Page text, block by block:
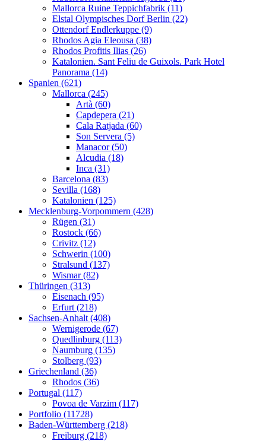
Mallorca Ruine Teppichfabrik (11)
Elstal Olympisches Dorf Berlin (22)
Ottendorf Endlerkuppe (9)
Rhodos Agia Eleousa (38)
Rhodos Profitis Ilias (26)
Katalonien. Sant Feliu de Guixols. Park Hotel
Panorama (14)
Spanien (621)
Mallorca (245)
Artà (60)
Capdepera (21)
Cala Ratjada (60)
Son Servera (5)
Manacor (50)
Alcudia (18)
Inca (31)
Barcelona (83)
Sevilla (168)
Katalonien (125)
Mecklenburg-Vorpommern (428)
Rügen (31)
Rostock (66)
Crivitz (12)
Schwerin (100)
Stralsund (137)
Wismar (82)
Thüringen (313)
Eisenach (95)
Erfurt (218)
Sachsen-Anhalt (408)
Wernigerode (67)
Quedlinburg (113)
Naumburg (135)
Stolberg (93)
Griechenland (36)
Rhodos (36)
Portugal (117)
Povoa de Varzim (117)
Portfolio (11728)
Baden-Württemberg (218)
Freiburg (218)